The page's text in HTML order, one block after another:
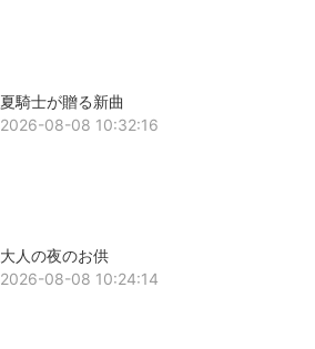
夏騎士が贈る新曲
2026-08-08 10:32:16
大人の夜のお供
2026-08-08 10:24:14